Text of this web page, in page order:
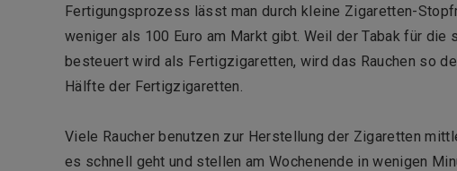
Fertigungsprozess lässt man durch kleine Zigaretten-
weniger als 100 Euro am Markt gibt. Weil der Tabak für
besteuert wird als Fertigzigaretten, wird das Rauchen so
Hälfte der Fertigzigaretten.
Viele Raucher benutzen zur Herstellung der Zigaretten
es schnell geht und stellen am Wochenende in wenigen